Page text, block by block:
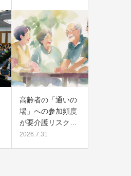
高齢者の「通いの
場」への参加頻度
が要介護リスク…
2026.7.31